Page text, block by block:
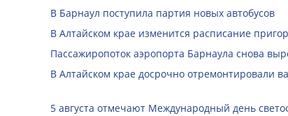
В Барнаул поступила партия новых автобусов
В Алтайском крае изменится расписание
Пассажиропоток аэропорта Барнаула снова
В Алтайском крае досрочно отремонтировали
5 августа отмечают Международный день